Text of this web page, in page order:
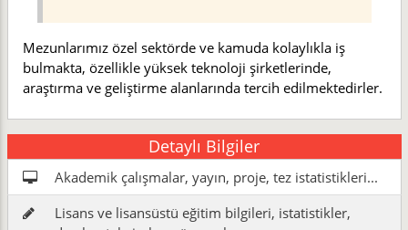
Mezunlarımız özel sektörde ve kamuda kolaylıkla iş
bulmakta, özellikle yüksek teknoloji şirketlerinde,
araştırma ve geliştirme alanlarında tercih edilmektedirler.
Detaylı Bilgiler
Akademik çalışmalar, yayın, proje, tez istatistikleri...
Lisans ve lisansüstü eğitim bilgileri, istatistikler,